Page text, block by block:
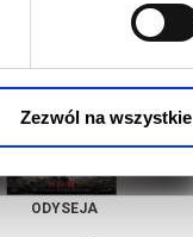
Zezwól na wszystkie
ODYSEJA